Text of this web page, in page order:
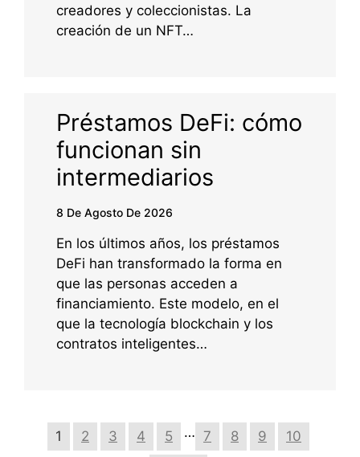
creadores y coleccionistas. La
creación de un NFT…
Préstamos DeFi: cómo
funcionan sin
intermediarios
8 De Agosto De 2026
En los últimos años, los préstamos
DeFi han transformado la forma en
que las personas acceden a
financiamiento. Este modelo, en el
que la tecnología blockchain y los
contratos inteligentes…
1 2 3 4 5 … 7 8 9
10